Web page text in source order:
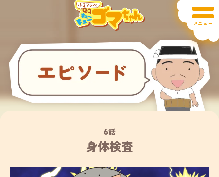
メニュー
6話
身体検査